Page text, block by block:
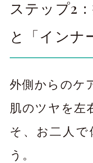
ステップ2
と「インナ
外側からのケ
肌のツヤを左
そ、お二人
う。